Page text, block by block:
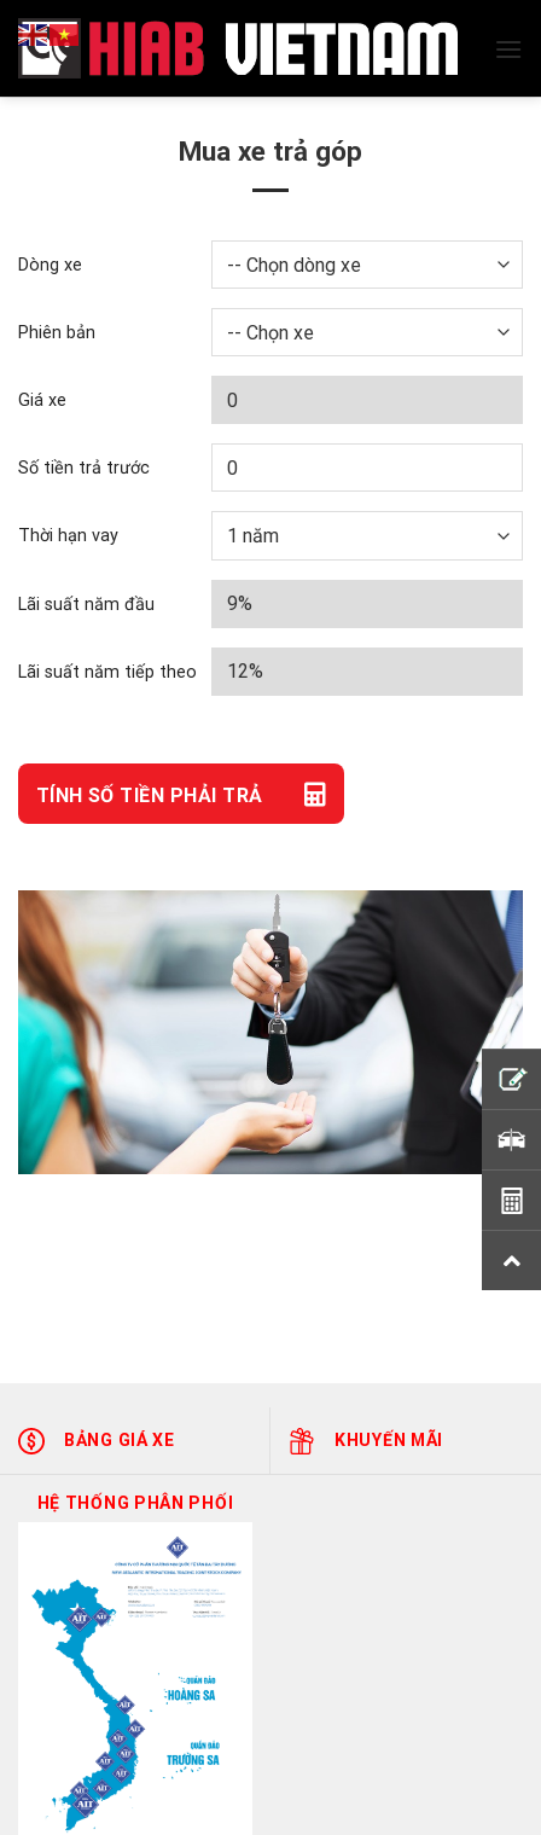
Skip
content
Mua xe trả góp
Dòng xe
Phiên bản
Giá xe
Số tiền trả trước
Thời hạn vay
Lãi suất năm đầu
Lãi suất năm tiếp theo
BẢNG GIÁ XE KHUYẾN MÃI
HỆ THỐNG PHÂN PHỐI